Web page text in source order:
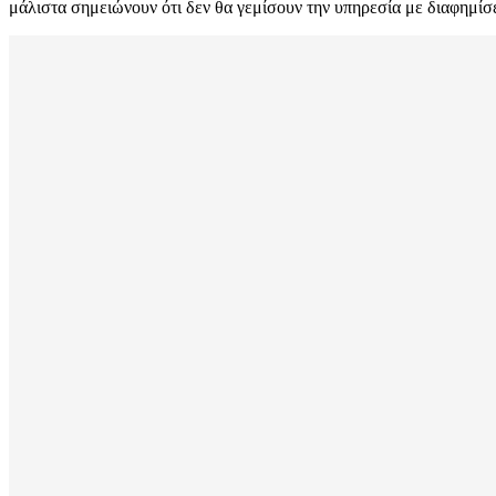
μάλιστα σημειώνουν ότι δεν θα γεμίσουν την υπηρεσία με